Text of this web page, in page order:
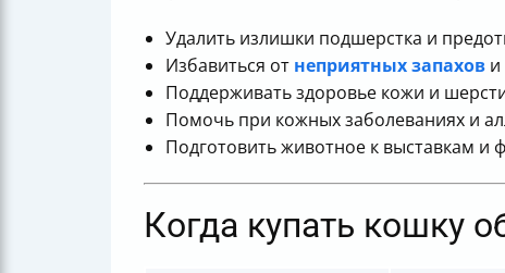
Удалить излишки подшерстка и
Избавиться от неприятных запахов и
Поддерживать здоровье кожи и
Помочь при кожных заболеваниях и
Подготовить животное к выставкам и
Когда купать кошку